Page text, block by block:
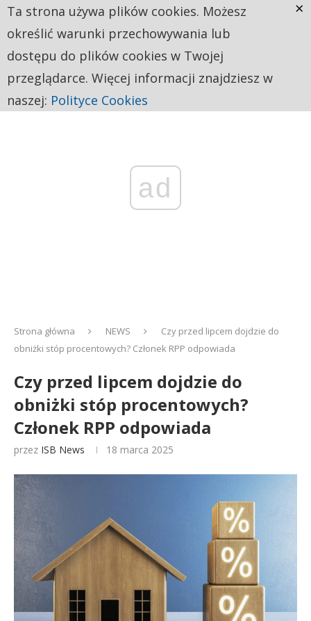
ad
Strona główna NEWS
Czy przed lipcem dojdzie do
obniżki stóp procentowych? Członek RPP odpowiada
Czy przed lipcem dojdzie do
obniżki stóp procentowych?
Członek RPP odpowiada
przez ISB News 18 marca 2025
Ta strona używa plików cookies. Możesz
określić warunki przechowywania lub
dostępu do plików cookies w Twojej
przeglądarce. Więcej informacji znajdziesz w
naszej: Polityce Cookies
×